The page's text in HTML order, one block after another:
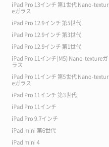
iPad Pro 13インチ 第1世代 Nano-textur
eガラス
iPad Pro 12.9インチ 第5世代
iPad Pro 12.9インチ 第3世代
iPad Pro 12.9インチ 第1世代
iPad Pro 11インチ(M5) Nano-textureガ
ラス
iPad Pro 11インチ 第5世代 Nano-textur
eガラス
iPad Pro 11インチ 第3世代
iPad Pro 11インチ
iPad Pro 9.7インチ
iPad mini 第6世代
iPad mini 4